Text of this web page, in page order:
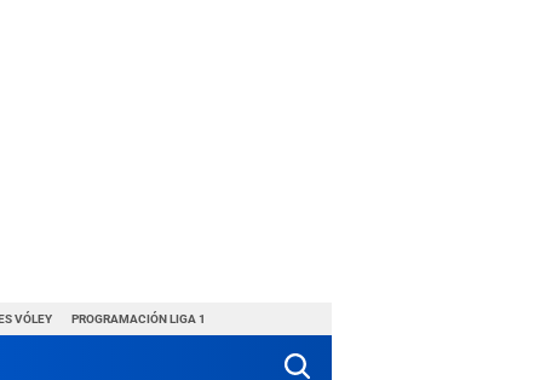
VÓLEY PROGRAMACIÓN LIGA 1